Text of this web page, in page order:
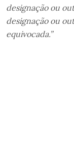
designação ou
designação ou
equivocada.”